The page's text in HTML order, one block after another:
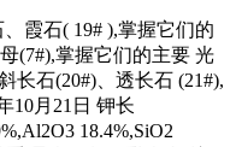
霞石( 19# ),掌握它们的
(7#),掌握它们的主要 光
长石(20#)、透长石 (21#),
10月21日 钾长
18.4%,SiO2